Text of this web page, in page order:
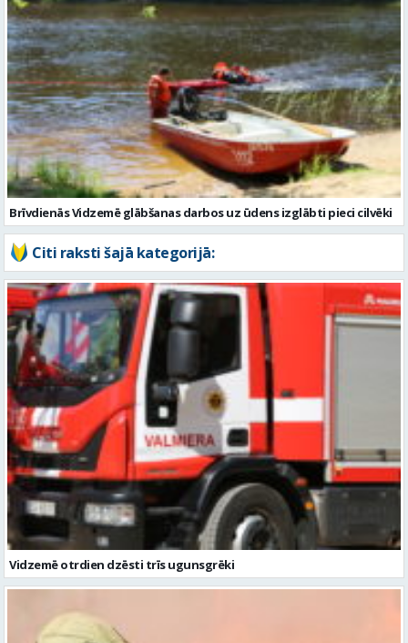
Brīvdienās Vidzemē glābšanas darbos uz ūdens izglābti pieci cilvēki
Citi raksti šajā kategorijā:
Vidzemē otrdien dzēsti trīs ugunsgrēki